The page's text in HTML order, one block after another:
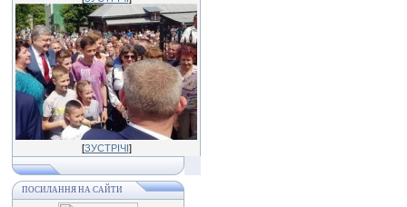
[ЗУСТРІЧІ]
ПОСИЛАННЯ НА САЙТИ